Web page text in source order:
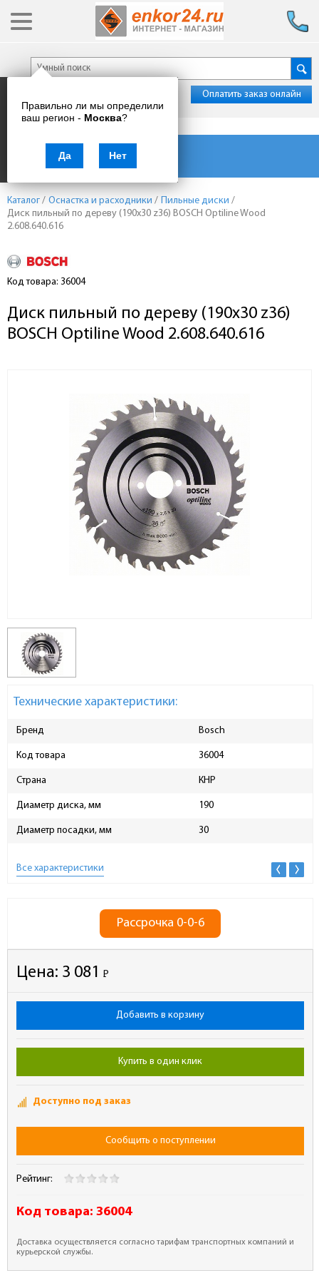
Правильно ли мы определили
ваш регион - Москва?
Да Нет
Оплатить заказ онлайн
Каталог товаров
Каталог / Оснастка и расходники / Пильные диски /
Диск пильный по дереву (190x30 z36) BOSCH Optiline Wood
2.608.640.616
Код товара: 36004
Диск пильный по дереву (190x30 z36)
BOSCH Optiline Wood 2.608.640.616
Технические характеристики:
Бренд Bosch
Код товара 36004
Страна КНР
Диаметр диска, мм 190
Диаметр посадки, мм 30
Все характеристики
Рассрочка 0-0-6
Цена: 3 081 Р
-
Добавить в корзину
Купить в один клик
Доступно под заказ
Сообщить о поступлении
Рейтинг:
Код товара: 36004
Доставка осуществляется согласно тарифам транспортных компаний и
курьерской службы.